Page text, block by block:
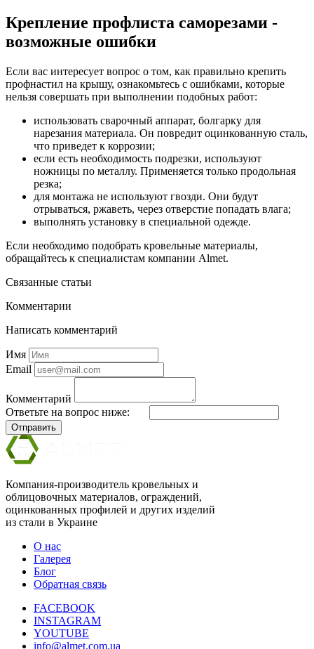
Крепление профлиста саморезами -
возможные ошибки
Если вас интересует вопрос о том, как правильно крепить
профнастил на крышу, ознакомьтесь с ошибками, которые
нельзя совершать при выполнении подобных работ:
использовать сварочный аппарат, болгарку для
нарезания материала. Он повредит оцинкованную сталь,
что приведет к коррозии;
если есть необходимость подрезки, используют
ножницы по металлу. Применяется только продольная
резка;
для монтажа не используют гвозди. Они будут
отрываться, ржаветь, через отверстие попадать влага;
выполнять установку в специальной одежде.
Если необходимо подобрать кровельные материалы,
обращайтесь к специалистам компании Almet.
Связанные статьи
Комментарии
Написать комментарий
Имя
Email
Комментарий
Ответьте на вопрос ниже:
Отправить
Компания-производитель кровельных и
облицовочных материалов, ограждений,
оцинкованных профилей и других изделий
из стали в Украине
О нас
Галерея
Блог
Обратная связь
FACEBOOK
INSTAGRAM
YOUTUBE
info@almet.com.ua